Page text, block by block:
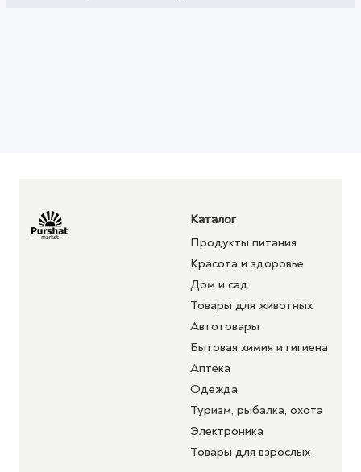
Каталог
Продукты питания
Красота и здоровье
Дом и сад
Товары для животных
Автотовары
Бытовая химия и гигиена
Аптека
Одежда
Туризм, рыбалка, охота
Электроника
Товары для взрослых